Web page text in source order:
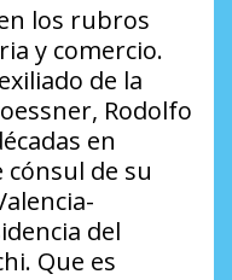
los rubros
y comercio.
de la
Rodolfo
en
de su
del
Que es